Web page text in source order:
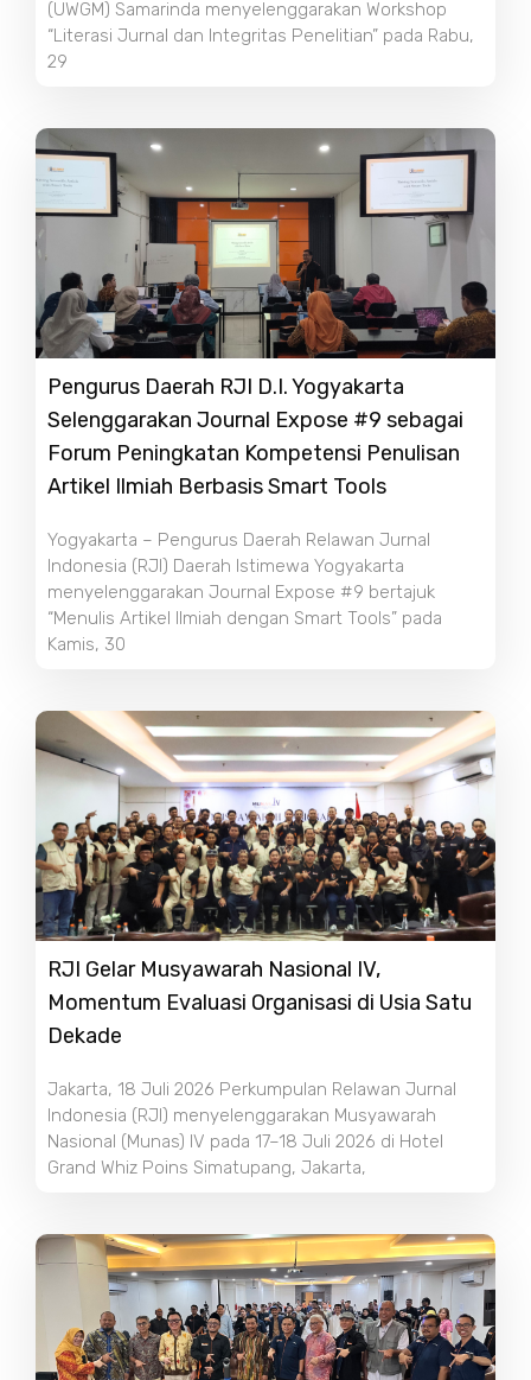
(UWGM) Samarinda menyelenggarakan Workshop
“Literasi Jurnal dan Integritas Penelitian” pada Rabu,
29
Pengurus Daerah RJI D.I. Yogyakarta
Selenggarakan Journal Expose #9 sebagai
Forum Peningkatan Kompetensi Penulisan
Artikel Ilmiah Berbasis Smart Tools
Yogyakarta – Pengurus Daerah Relawan Jurnal
Indonesia (RJI) Daerah Istimewa Yogyakarta
menyelenggarakan Journal Expose #9 bertajuk
“Menulis Artikel Ilmiah dengan Smart Tools” pada
Kamis, 30
RJI Gelar Musyawarah Nasional IV,
Momentum Evaluasi Organisasi di Usia Satu
Dekade
Jakarta, 18 Juli 2026 Perkumpulan Relawan Jurnal
Indonesia (RJI) menyelenggarakan Musyawarah
Nasional (Munas) IV pada 17–18 Juli 2026 di Hotel
Grand Whiz Poins Simatupang, Jakarta,